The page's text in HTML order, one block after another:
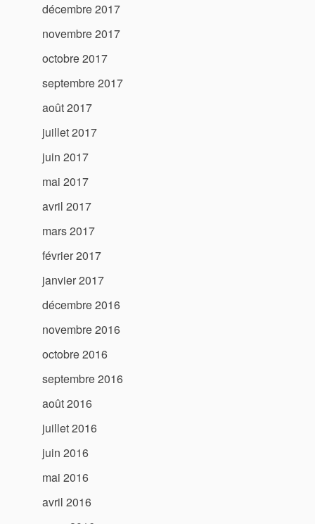
décembre 2017
novembre 2017
octobre 2017
septembre 2017
août 2017
juillet 2017
juin 2017
mai 2017
avril 2017
mars 2017
février 2017
janvier 2017
décembre 2016
novembre 2016
octobre 2016
septembre 2016
août 2016
juillet 2016
juin 2016
mai 2016
avril 2016